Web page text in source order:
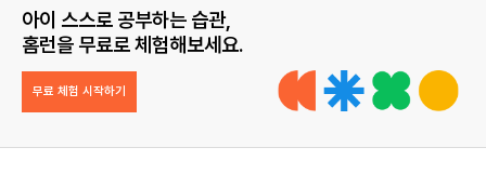
아이 스스로 공부하는 습관,
홈런을 무료로 체험해보세요.
무료 체험 시작하기